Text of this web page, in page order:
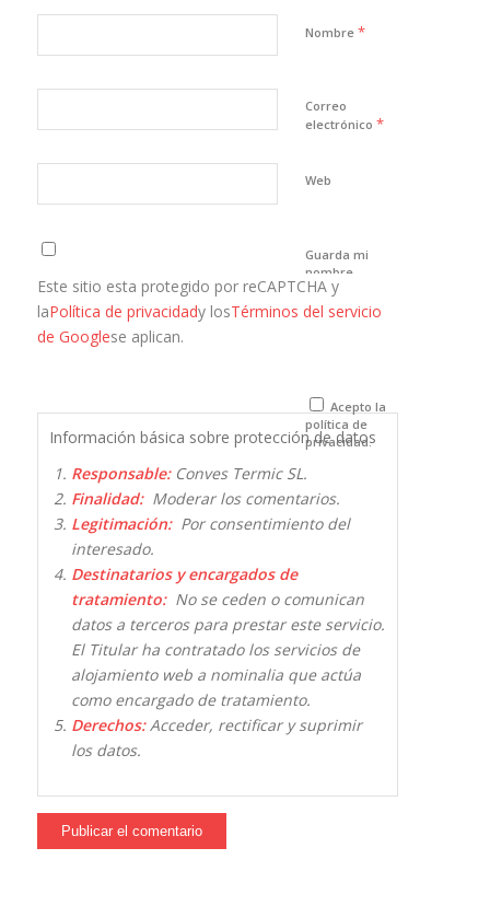
Nombre *
Correo
electrónico *
Web
Guarda mi
nombre,
correo
electrónico y
que comente.
Este sitio esta protegido por reCAPTCHA y
laPolítica de privacidady losTérminos del servicio
de Googlese aplican.
Acepto la
política de
privacidad.
Información básica sobre protección de datos
Responsable:Conves Termic SL.
Finalidad:Moderar los comentarios.
Legitimación:Por consentimiento del
interesado.
Destinatarios y encargados de
tratamiento:No se ceden o comunican
datos a terceros para prestar este servicio.
El Titular ha contratado los servicios de
alojamiento web a nominalia que actúa
como encargado de tratamiento.
Derechos:Acceder, rectificar y suprimir
los datos.